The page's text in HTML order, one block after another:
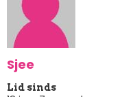
Sjee
Lid sinds